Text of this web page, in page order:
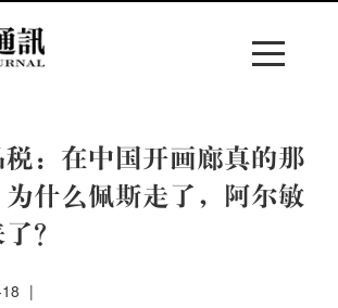
：在中国开画廊真的那
什么佩斯走了，阿尔敏
？
|